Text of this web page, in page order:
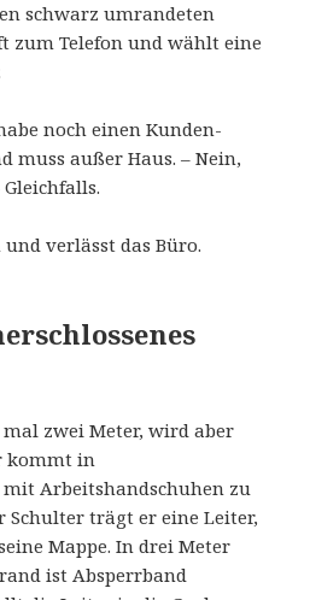
schwarz umrandeten
zum Telefon und wählt eine
noch einen Kunden-
muss außer Haus. – Nein,
und verlässt das Büro.
zwei Meter, wird aber
kommt in
Arbeitshandschuhen zu
Schulter trägt er eine Leiter,
Mappe. In drei Meter
ist Absperrband